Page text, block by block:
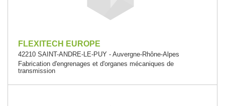
FLEXITECH EUROPE
42210 SAINT-ANDRE-LE-PUY - Auvergne-Rhône-Alpes
Fabrication d'engrenages et d'organes mécaniques de
transmission